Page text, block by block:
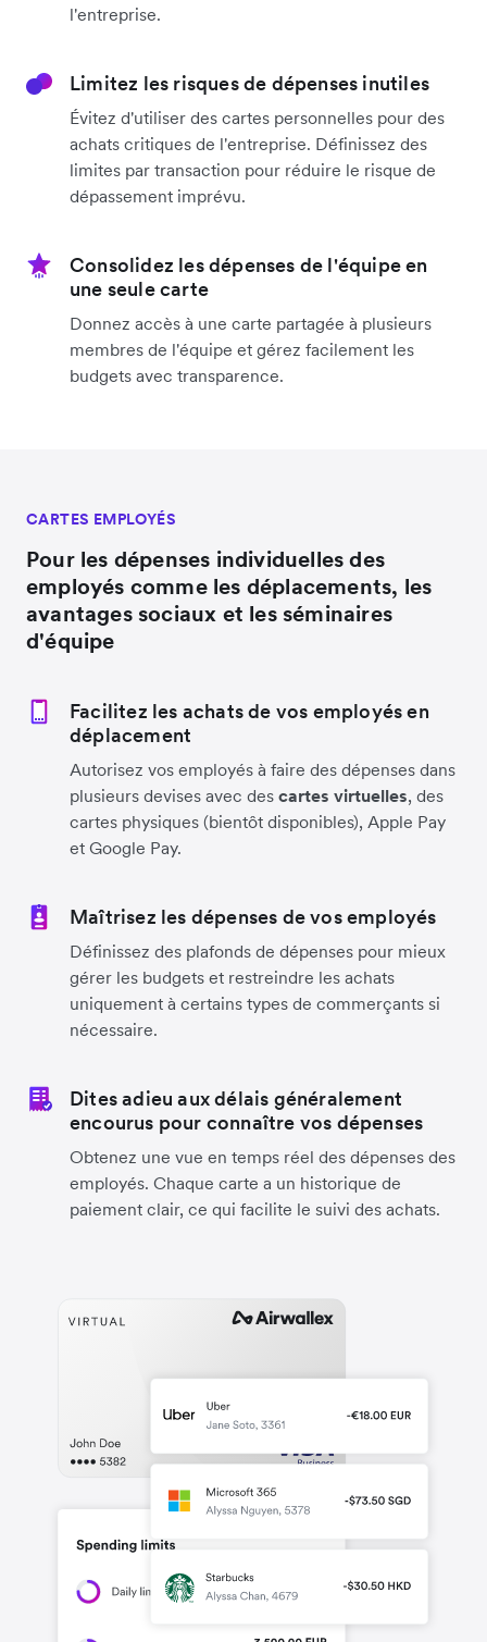
l'entreprise.
Limitez les risques de dépenses inutiles
Évitez d'utiliser des cartes personnelles pour des
achats critiques de l'entreprise. Définissez des
limites par transaction pour réduire le risque de
dépassement imprévu.
Consolidez les dépenses de l'équipe en
une seule carte
Donnez accès à une carte partagée à plusieurs
membres de l'équipe et gérez facilement les
budgets avec transparence.
CARTES EMPLOYÉS
Pour les dépenses individuelles des
employés comme les déplacements, les
avantages sociaux et les séminaires
d'équipe
Facilitez les achats de vos employés en
déplacement
Autorisez vos employés à faire des dépenses dans
plusieurs devises avec des cartes virtuelles, des
cartes physiques (bientôt disponibles), Apple Pay
et Google Pay.
Maîtrisez les dépenses de vos employés
Définissez des plafonds de dépenses pour mieux
gérer les budgets et restreindre les achats
uniquement à certains types de commerçants si
nécessaire.
Dites adieu aux délais généralement
encourus pour connaître vos dépenses
Obtenez une vue en temps réel des dépenses des
employés. Chaque carte a un historique de
paiement clair, ce qui facilite le suivi des achats.